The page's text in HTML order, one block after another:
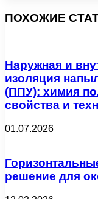
ПОХОЖИЕ
Наружная и
изоляция
(ППУ): химия
свойства и
01.07.2026
решение для